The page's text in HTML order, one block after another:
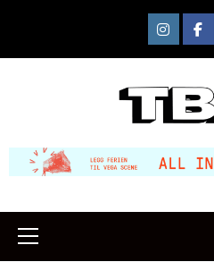
content
Primary